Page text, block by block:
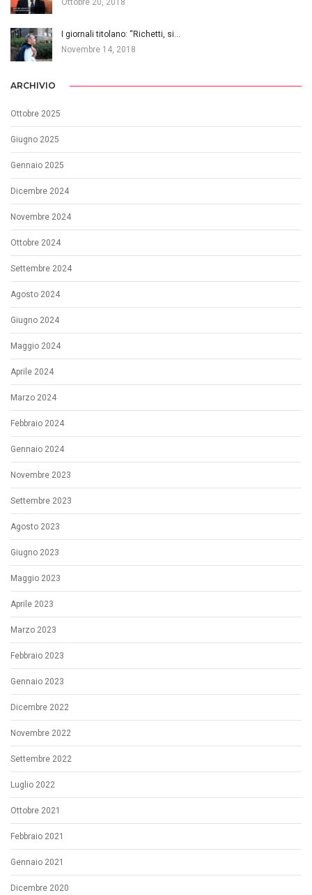
I giornali titolano: “Richetti, si…
Novembre 14, 2018
ARCHIVIO
Ottobre 2025
Giugno 2025
Gennaio 2025
Dicembre 2024
Novembre 2024
Ottobre 2024
Settembre 2024
Agosto 2024
Giugno 2024
Maggio 2024
Aprile 2024
Marzo 2024
Febbraio 2024
Gennaio 2024
Novembre 2023
Settembre 2023
Agosto 2023
Giugno 2023
Maggio 2023
Aprile 2023
Marzo 2023
Febbraio 2023
Gennaio 2023
Dicembre 2022
Novembre 2022
Settembre 2022
Luglio 2022
Ottobre 2021
Febbraio 2021
Gennaio 2021
Dicembre 2020